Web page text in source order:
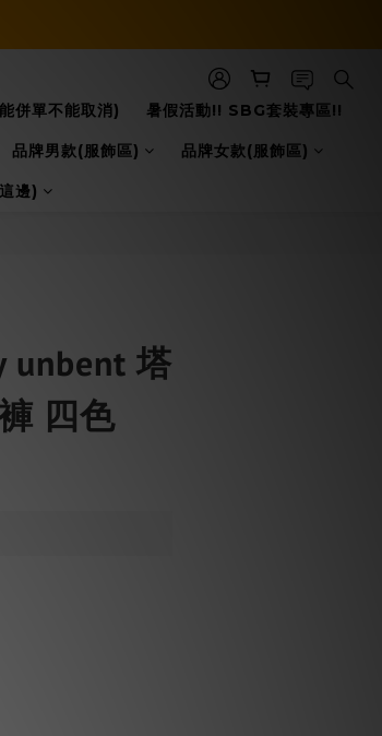
併單不能取消) 暑假活動!! SBG套裝專區!!
品牌男款(服飾區) 品牌女款(服飾區)
邊)
unbent 塔
四色
立即購買